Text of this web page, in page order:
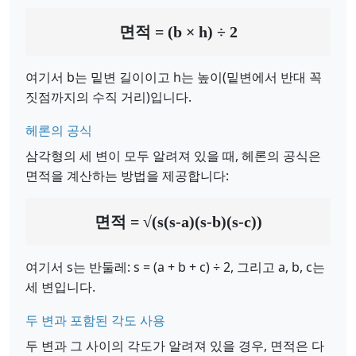
면적 = (b × h) ÷ 2
여기서 b는 밑변 길이이고 h는 높이(밑변에서 반대 꼭
짓점까지의 수직 거리)입니다.
헤론의 공식
삼각형의 세 변이 모두 알려져 있을 때, 헤론의 공식은
면적을 계산하는 방법을 제공합니다:
면적 = √(s(s-a)(s-b)(s-c))
여기서 s는 반둘레: s = (a + b + c) ÷ 2, 그리고 a, b, c는
세 변입니다.
두 변과 포함된 각도 사용
두 변과 그 사이의 각도가 알려져 있을 경우, 면적은 다